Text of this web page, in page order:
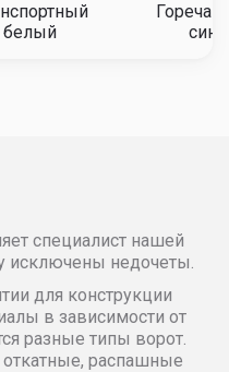
белый
специалист нашей
исключены недочеты.
для конструкции
в зависимости от
разные типы ворот.
распашные